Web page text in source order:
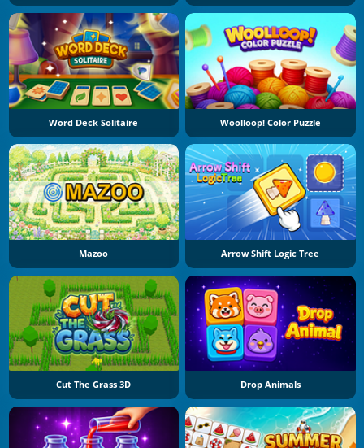
Word Deck Solitaire Woolloop! Color Puzzle
Mazoo Arrow Shift Logic Tree
Cut The Grass 3D Drop Animals